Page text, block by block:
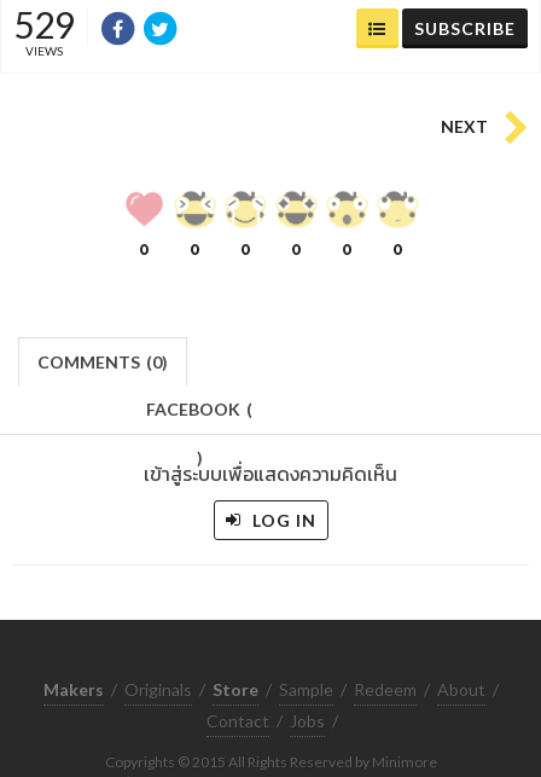
529
VIEWS
SUBSCRIBE
NEXT
0 0 0 0 0 0
COMMENTS (0)
FACEBOOK (
)
เข้าสู่ระบบเพื่อแสดงความคิดเห็น
LOG IN
Makers / Originals / Store / Sample / Redeem / About /
Contact / Jobs /
Copyrights © 2015 All Rights Reserved by Minimore